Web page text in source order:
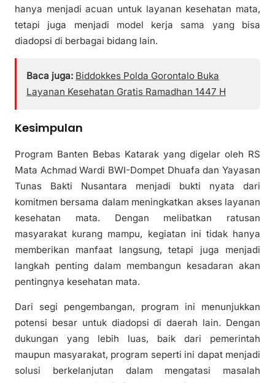
hanya menjadi acuan untuk layanan kesehatan mata,
tetapi juga menjadi model kerja sama yang bisa
diadopsi di berbagai bidang lain.
Baca juga: Biddokkes Polda Gorontalo Buka
Layanan Kesehatan Gratis Ramadhan 1447 H
Kesimpulan
Program Banten Bebas Katarak yang digelar oleh RS
Mata Achmad Wardi BWI-Dompet Dhuafa dan Yayasan
Tunas Bakti Nusantara menjadi bukti nyata dari
komitmen bersama dalam meningkatkan akses layanan
kesehatan mata. Dengan melibatkan ratusan
masyarakat kurang mampu, kegiatan ini tidak hanya
memberikan manfaat langsung, tetapi juga menjadi
langkah penting dalam membangun kesadaran akan
pentingnya kesehatan mata.
Dari segi pengembangan, program ini menunjukkan
potensi besar untuk diadopsi di daerah lain. Dengan
dukungan yang lebih luas, baik dari pemerintah
maupun masyarakat, program seperti ini dapat menjadi
solusi berkelanjutan dalam mengatasi masalah